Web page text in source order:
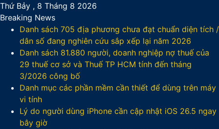
Thứ Bảy , 8 Tháng 8 2026
Breaking News
Danh sách 705 địa phương chưa đạt chuẩn diện tích /
dân số đang nghiên cứu sắp xếp lại năm 2026
Danh sách 81.880‬ người, doanh nghiệp nợ thuế của
29 thuế cơ sở và Thuế TP HCM tính đến tháng
3/2026 công bố
Danh mục các phần mềm cần thiết để dùng trên máy
vi tính
Lý do người dùng iPhone cần cập nhật iOS 26.5 ngay
bây giờ